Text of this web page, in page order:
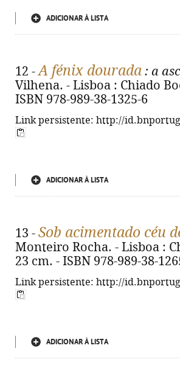
ADICIONAR À LISTA
12 -A fénix dourada : a
Vilhena. - Lisboa : Chiado
ISBN 978-989-38-1325-6
Link persistente: http://
ADICIONAR À LISTA
13 - Sob acimentado céu
Monteiro Rocha. - Lisboa :
23 cm. - ISBN 978-989-38-
Link persistente: http://
ADICIONAR À LISTA